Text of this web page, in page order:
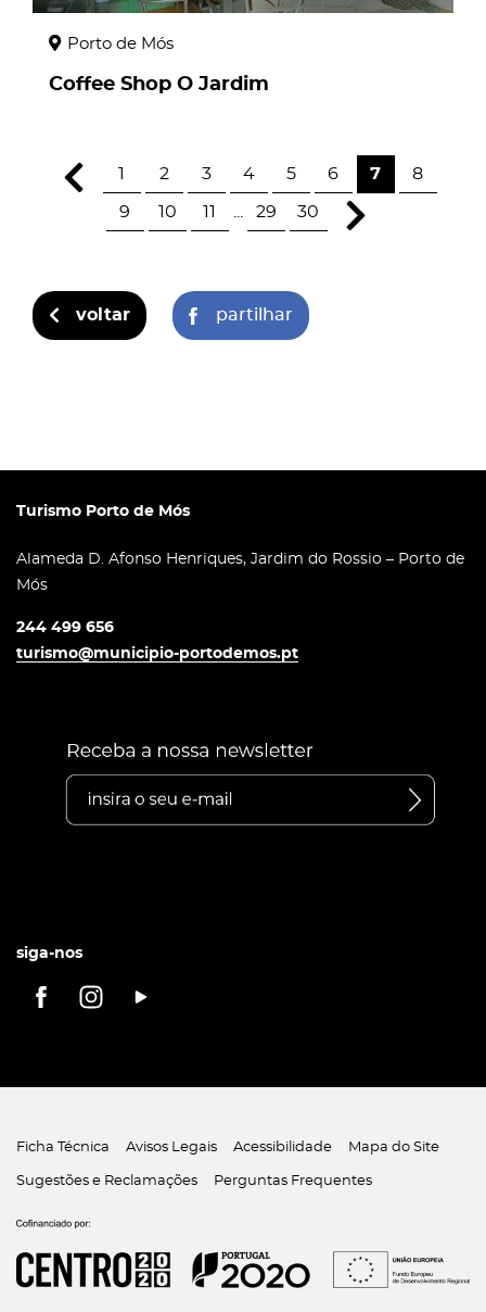
Porto de Mós
Coffee Shop O Jardim
1 2 3 4 5 6 7 8
9 10 11 29 30
voltar partilhar
Turismo Porto de Mós
Alameda D. Afonso Henriques, Jardim do Rossio – Porto de
Mós
244 499 656
turismo@municipio-portodemos.pt
siga-nos
Ficha Técnica Avisos Legais Acessibilidade Mapa do Site
Sugestões e Reclamações Perguntas Frequentes